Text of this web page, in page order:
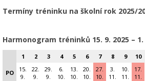
Termíny tréninku na školní rok 2025/
Harmonogram tréninků 15. 9. 2025 –
1 2 3 4 5 6 7 8 9 10
PO
15.
9.
22.
9.
29.
9.
6.
10.
13.
10.
20.
10.
27.
10.
3.
11.
10.
11.
17.
11.